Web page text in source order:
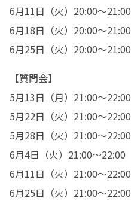
6月11日（火）20:00～21:00
6月18日（火）20:00～21:00
6月25日（火）20:00～21:00
【質問会】
5月13日（月）21:00～22:00
5月22日（火）21:00～22:00
5月28日（火）21:00～22:00
6月4日（火）21:00～22:00
6月11日（火）21:00～22:00
6月25日（火）21:00～22:00